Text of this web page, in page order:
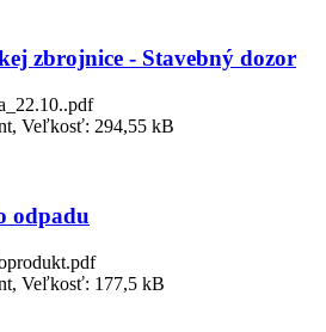
zbrojnice - Stavebný dozor
Veľkosť: 294,55 kB
odpadu
Veľkosť: 177,5 kB